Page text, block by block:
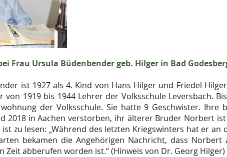
Frau Ursula Büdenbender geb. Hilger in Bad
ist 1927 als 4. Kind von Hans Hilger und Friedel
von 1919 bis 1944 Lehrer der Volksschule Leversbach.
der Volksschule. Sie hatte 9 Geschwister. Ihre
2018 in Aachen verstorben, ihr älterer Bruder Norbert
zu lesen: „Während des letzten Kriegswinters hat er
bekamen die Angehörigen Nachricht, dass
Zeit abberufen worden ist.“ (Hinweis von Dr. Georg Hilger)